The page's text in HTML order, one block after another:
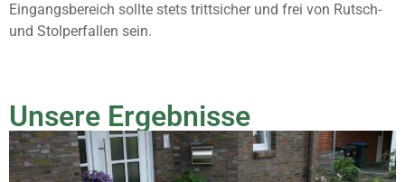
Eingangsbereich sollte stets trittsicher und frei von Rutsch-
und Stolperfallen sein.
Unsere Ergebnisse